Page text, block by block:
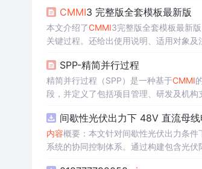
CMMI3 完整版全套模板最新版
本文介绍了CMMI3完整版全套模板最新
关键过程。还给出使用说明、适用对象及
SPP-精简并行过程
精简并行过程（SPP）是一种基于CMMI
段，并定义了包括项目管理、研发及机构
间歇性光伏出力下 48V 直流母
内容概要：本文针对间歇性光伏出力条
系统的协同控制体系。通过构建包含光